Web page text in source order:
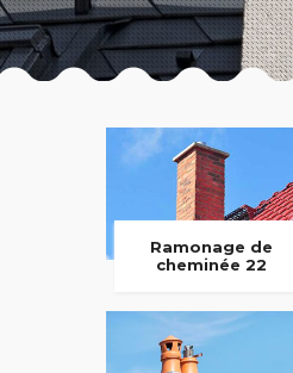
Ramonage de
cheminée 22